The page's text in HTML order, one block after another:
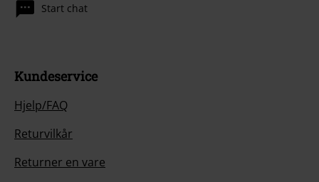
Start chat
Kundeservice
Hjelp/FAQ
Returvilkår
Returner en vare